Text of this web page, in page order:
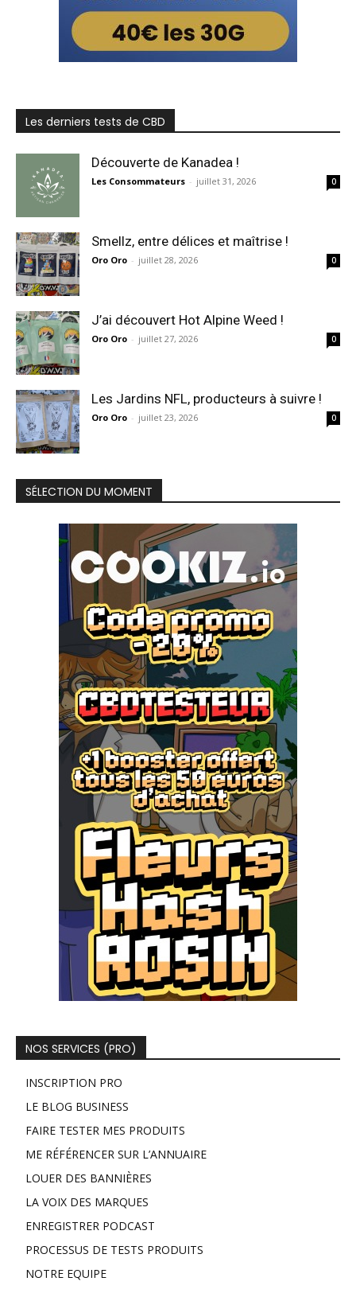
Les derniers tests de CBD
Découverte de Kanadea !
Les Consommateurs - juillet 31, 2026 0
Smellz, entre délices et maîtrise !
Oro Oro - juillet 28, 2026 0
J’ai découvert Hot Alpine Weed !
Oro Oro - juillet 27, 2026 0
Les Jardins NFL, producteurs à suivre !
Oro Oro - juillet 23, 2026 0
SÉLECTION DU MOMENT
NOS SERVICES (PRO)
INSCRIPTION PRO
LE BLOG BUSINESS
FAIRE TESTER MES PRODUITS
ME RÉFÉRENCER SUR L’ANNUAIRE
LOUER DES BANNIÈRES
LA VOIX DES MARQUES
ENREGISTRER PODCAST
PROCESSUS DE TESTS PRODUITS
NOTRE EQUIPE